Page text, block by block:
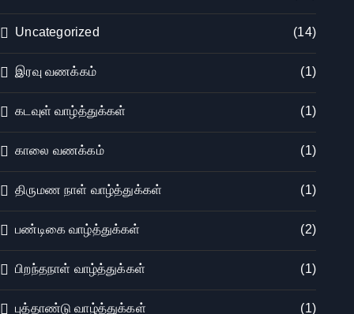
Uncategorized (14)
இரவு வணக்கம் (1)
கடவுள் வாழ்த்துக்கள் (1)
காலை வணக்கம் (1)
திருமண நாள் வாழ்த்துக்கள் (1)
பண்டிகை வாழ்த்துக்கள் (2)
பிறந்தநாள் வாழ்த்துக்கள் (1)
புத்தாண்டு வாழ்த்துக்கள் (1)